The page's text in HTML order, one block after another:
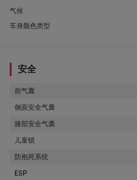
气候
车身颜色类型
安全
前气囊
侧面安全气囊
膝部安全气囊
儿童锁
防抱死系统
ESP